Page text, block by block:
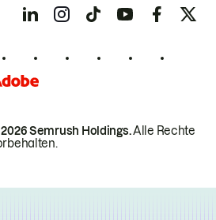
Semrush Holdings.Alle Rechte